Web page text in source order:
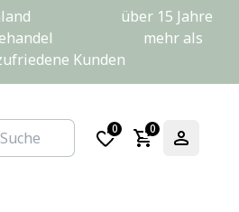
über 15 Jahre
mehr als
Kunden
0 0